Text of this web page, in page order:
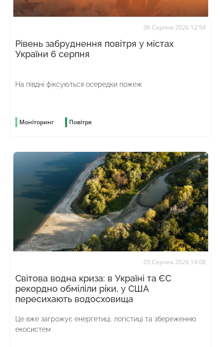
06 Серпня 2026 12:54
Рівень забруднення повітря у містах
України 6 серпня
На півдні фіксуються осередки пожеж
Моніторинг Повітря
05 Серпня 2026 14:08
Світова водна криза: в Україні та ЄС
рекордно обміліли ріки, у США
пересихають водосховища
Це вже загрожує енергетиці, логістиці та збереженню
екосистем